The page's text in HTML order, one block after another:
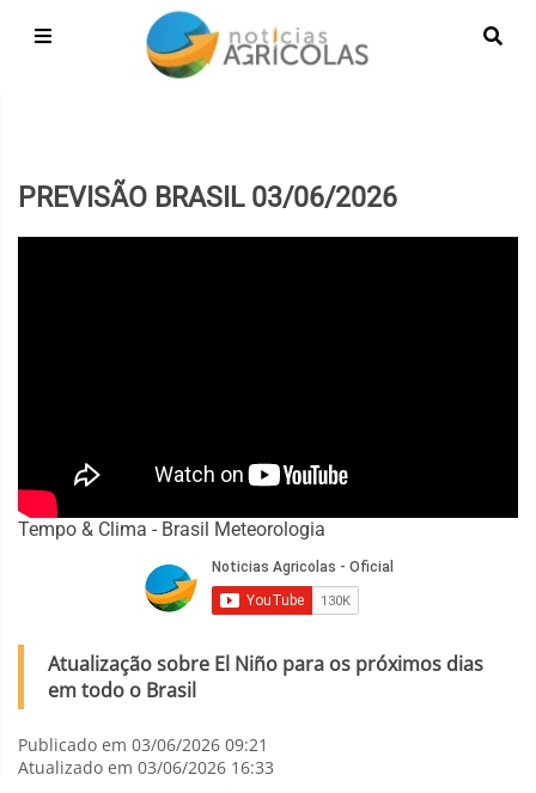
PREVISÃO BRASIL 03/06/2026
Tempo & Clima - Brasil Meteorologia
Atualização sobre El Niño para os próximos dias
em todo o Brasil
Publicado em 03/06/2026 09:21
Atualizado em 03/06/2026 16:33